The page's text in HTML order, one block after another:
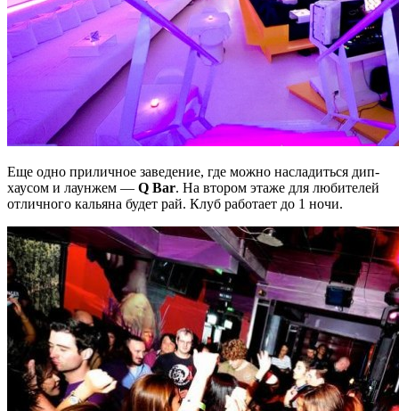
Еще одно приличное заведение, где можно насладиться дип-
хаусом и лаунжем — Q Bar. На втором этаже для любителей
отличного кальяна будет рай. Клуб работает до 1 ночи.